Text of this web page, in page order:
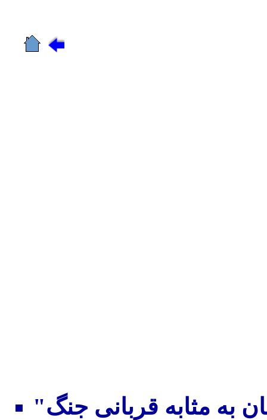
به مثابه قربانی جنگ